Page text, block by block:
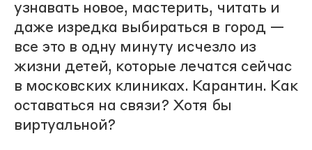
узнавать новое, мастерить, читать и
даже изредка выбираться в город —
все это в одну минуту исчезло из
жизни детей, которые лечатся сейчас
в московских клиниках. Карантин. Как
оставаться на связи? Хотя бы
виртуальной?